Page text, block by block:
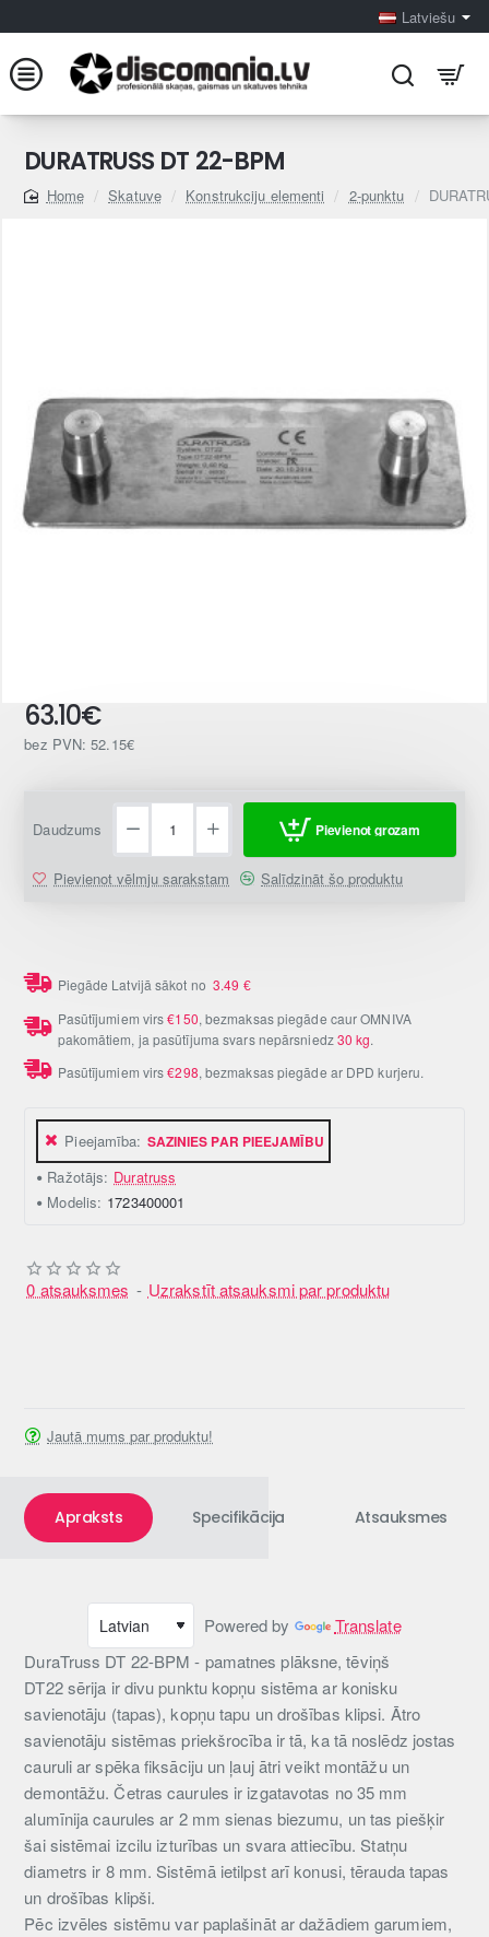
Latviešu
DURATRUSS DT 22-BPM
home
Skatuve Konstrukciju elementi 2-punktu
Pieejamība: SAZINIES PAR PIEEJAMĪBU
Ražotājs: Duratruss
Modelis: 1723400001
0 atsauksmes - Uzrakstīt atsauksmi par produktu
63.10€
bez PVN: 52.15€
Daudzums Pievienot grozam
Pievienot vēlmju sarakstam Salīdzināt šo produktu
Piegāde Latvijā sākot no3.49 €
Pasūtījumiem virs€150, bezmaksas piegāde caur OMNIVA
pakomātiem, ja pasūtījuma svars nepārsniedz30 kg.
Pasūtījumiem virs€298, bezmaksas piegāde ar DPD kurjeru.
Jautā mums par produktu!
Apraksts Specifikācija Atsauksmes
Powered by
Translate
DuraTruss DT 22-BPM - pamatnes plāksne, tēviņš
DT22 sērija ir divu punktu kopņu sistēma ar konisku
savienotāju (tapas), kopņu tapu un drošības klipsi. Ātro
savienotāju sistēmas priekšrocība ir tā, ka tā noslēdz jostas
cauruli ar spēka fiksāciju un ļauj ātri veikt montāžu un
demontāžu. Četras caurules ir izgatavotas no 35 mm
alumīnija caurules ar 2 mm sienas biezumu, un tas piešķir
šai sistēmai izcilu izturības un svara attiecību. Statņu
diametrs ir 8 mm. Sistēmā ietilpst arī konusi, tērauda tapas
un drošības klipši.
Pēc izvēles sistēmu var paplašināt ar dažādiem garumiem,